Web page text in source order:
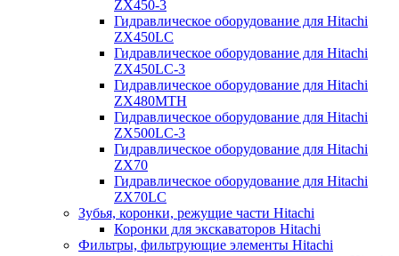
ZX450-3
Гидравлическое оборудование для Hitachi
ZX450LC
Гидравлическое оборудование для Hitachi
ZX450LC-3
Гидравлическое оборудование для Hitachi
ZX480MTH
Гидравлическое оборудование для Hitachi
ZX500LC-3
Гидравлическое оборудование для Hitachi
ZX70
Гидравлическое оборудование для Hitachi
ZX70LC
Зубья, коронки, режущие части Hitachi
Коронки для экскаваторов Hitachi
Фильтры, фильтрующие элементы Hitachi